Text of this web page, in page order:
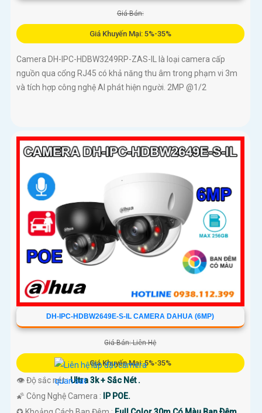
Giá Bán:
Giá Khuyến Mại: 5%-35%
Camera DH-IPC-HDBW3249RP-ZAS-IL là loại camera cấp
nguồn qua cổng RJ45 có khả năng thu âm trong phạm vi 3m
và tích hợp công nghệ AI phát hiện người. 2MP @1/2
DH-IPC-HDBW2649E-S-IL CAMERA DAHUA (6MP)
Giá Bán: Liên Hệ
Giá Khuyến Mại: 5%-35%
👁 Độ sắc nét :Ultra 3k + Sắc Nét .
🌠 Công Nghệ Camera : IP POE.